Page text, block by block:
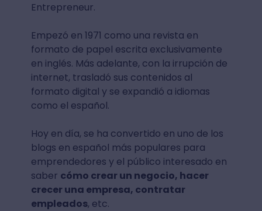
Entrepreneur.
Empezó en 1971 como una revista en
formato de papel escrita exclusivamente
en inglés. Más adelante, con la irrupción de
internet, trasladó sus contenidos al
formato digital y se expandió a idiomas
como el español.
Hoy en día, se ha convertido en uno de los
blogs en español más populares para
emprendedores y el público interesado en
saber cómo crear un negocio, hacer
crecer una empresa, contratar
empleados, etc.